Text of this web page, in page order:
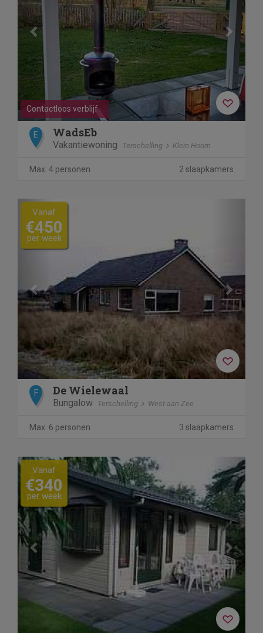
Contactloos verblijf
E WadsEb
Vakantiewoning Terschelling Klein Hoorn
Max. 4 personen 2 slaapkamers
Previous
Vanaf
€450
per week
F De Wielewaal
Bungalow Terschelling West aan Zee
Max. 6 personen 3 slaapkamers
Previous Next
Vanaf
€340
per week